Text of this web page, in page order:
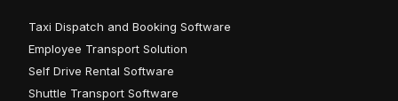
Taxi Dispatch and Booking Software
Employee Transport Solution
Self Drive Rental Software
Shuttle Transport Software